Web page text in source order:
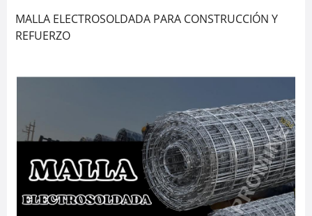
MALLA ELECTROSOLDADA PARA CONSTRUCCIÓN Y
REFUERZO